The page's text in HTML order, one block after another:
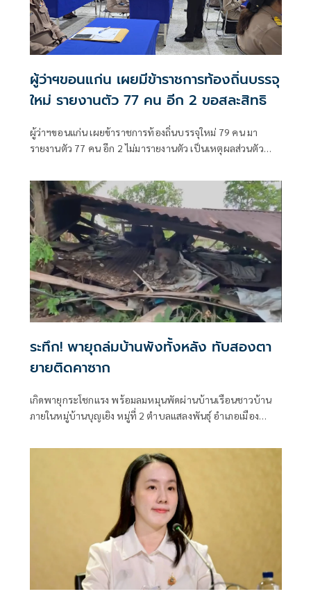
ผู้ว่าฯขอนแก่น เผยมีข้าราชการท้องถิ่นบรรจุ
ใหม่ รายงานตัว 77 คน อีก 2 ขอสละสิทธิ
ผู้ว่าฯขอนแก่น เผยข้าราชการท้องถิ่นบรรจุใหม่ 79 คน มา
รายงานตัว 77 คน อีก 2 ไม่มารายงานตัว เป็นเหตุผลส่วนตัว
ระทึก! พายุถล่มบ้านพังทั้งหลัง ทับสองตา
ยายติดคาซาก
เกิดพายุกระโชกแรง พร้อมลมหมุนพัดผ่านบ้านเรือนชาวบ้าน
ภายในหมู่บ้านบุญเยิง หมู่ที่ 2 ตำบลแสลงพันธุ์ อำเภอเมือง